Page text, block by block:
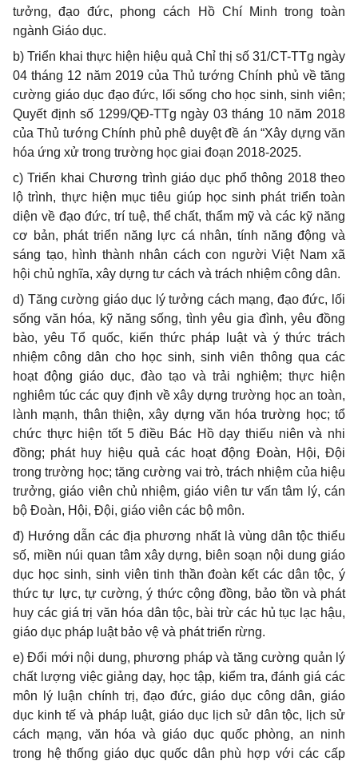
tưởng, đạo đức, phong cách Hồ Chí Minh trong toàn
ngành Giáo dục.
b) Triển khai thực hiện hiệu quả Chỉ thị số 31/CT-TTg ngày
04 tháng 12 năm 2019 của Thủ tướng Chính phủ về tăng
cường giáo dục đạo đức, lối sống cho học sinh, sinh viên;
Quyết định số 1299/QĐ-TTg ngày 03 tháng 10 năm 2018
của Thủ tướng Chính phủ phê duyệt đề án “Xây dựng văn
hóa ứng xử trong trường học giai đoạn 2018-2025.
c) Triển khai Chương trình giáo dục phổ thông 2018 theo
lộ trình, thực hiện mục tiêu giúp học sinh phát triển toàn
diện về đạo đức, trí tuệ, thểchất, thẩm mỹ và các kỹ năng
cơ bản, phát triển năng lực cá nhân, tính năng động và
sáng tạo, hình thành nhân cách con người Việt Nam xã
hội chủ nghĩa, xây dựng tư cách và trách nhiệm công dân.
d) Tăng cường giáo dục lý tưởng cách mạng, đạo đức, lối
sống văn hóa, kỹ năng sống, tình yêu gia đình, yêu đồng
bào, yêu Tổquốc, kiến thức pháp luật và ý thức trách
nhiệm công dân cho học sinh, sinh viên thông qua các
hoạt động giáo dục, đào tạo và trải nghiệm; thực hiện
nghiêm túc các quy định về xâydựng trường học an toàn,
lành mạnh, thân thiện, xây dựng văn hóa trường học; tổ
chức thực hiện tốt 5 điều Bác Hồ dạy thiếu niên và nhi
đồng; phát huy hiệu quả các hoạt động Đoàn, Hội, Đội
trong trường học; tăng cường vai trò, trách nhiệm của hiệu
trưởng, giáo viên chủ nhiệm, giáo viên tư vấn tâm lý, cán
bộ Đoàn, Hội, Đội, giáo viên các bộ môn.
đ) Hướng dẫn các địa phương nhất là vùng dân tộc thiểu
số, miền núi quan tâm xây dựng, biên soạn nội dung giáo
dục học sinh, sinh viên tinh thần đoàn kết các dân tộc, ý
thức tự lực, tự cường, ý thức cộng đồng, bảo tồn và phát
huy các giá trị văn hóa dân tộc, bài trừ các hủ tục lạc hậu,
giáo dục pháp luật bảo vệ và phát triển rừng.
e) Đổi mới nội dung, phương pháp và tăng cường quản lý
chất lượng việc giảng dạy, học tập, kiểm tra, đánh giá các
môn lý luận chính trị, đạo đức, giáo dục công dân, giáo
dục kinh tế và pháp luật, giáo dục lịch sử dân tộc, lịch sử
cách mạng, văn hóa và giáo dục quốc phòng, an ninh
trong hệ thống giáo dục quốc dân phù hợp với các cấp